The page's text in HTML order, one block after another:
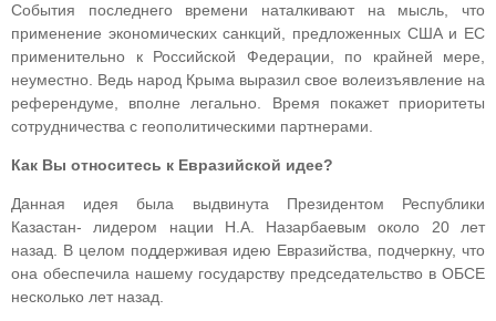
События последнего времени наталкивают на мысль, что
применение экономических санкций, предложенных США и ЕС
применительно к Российской Федерации, по крайней мере,
неуместно. Ведь народ Крыма выразил свое волеизъявление на
референдуме, вполне легально. Время покажет приоритеты
сотрудничества с геополитическими партнерами.
Как Вы относитесь к Евразийской идее?
Данная идея была выдвинута Президентом Республики
Казастан- лидером нации Н.А. Назарбаевым около 20 лет
назад. В целом поддерживая идею Евразийства, подчеркну, что
она обеспечила нашему государству председательство в ОБСЕ
несколько лет назад.